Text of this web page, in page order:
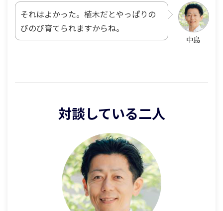
中島
それはよかった。植木だとやっぱりの
びのび育てられますからね。
対談している二人